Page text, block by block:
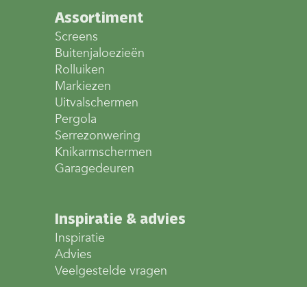
Assortiment
Screens
Buitenjaloezieën
Rolluiken
Markiezen
Uitvalschermen
Pergola
Serrezonwering
Knikarmschermen
Garagedeuren
Inspiratie & advies
Inspiratie
Advies
Veelgestelde vragen